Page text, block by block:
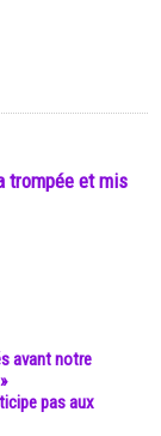
trompée et mis
avant notre
pas aux